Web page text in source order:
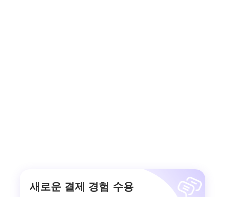
새로운 결제 경험 수용